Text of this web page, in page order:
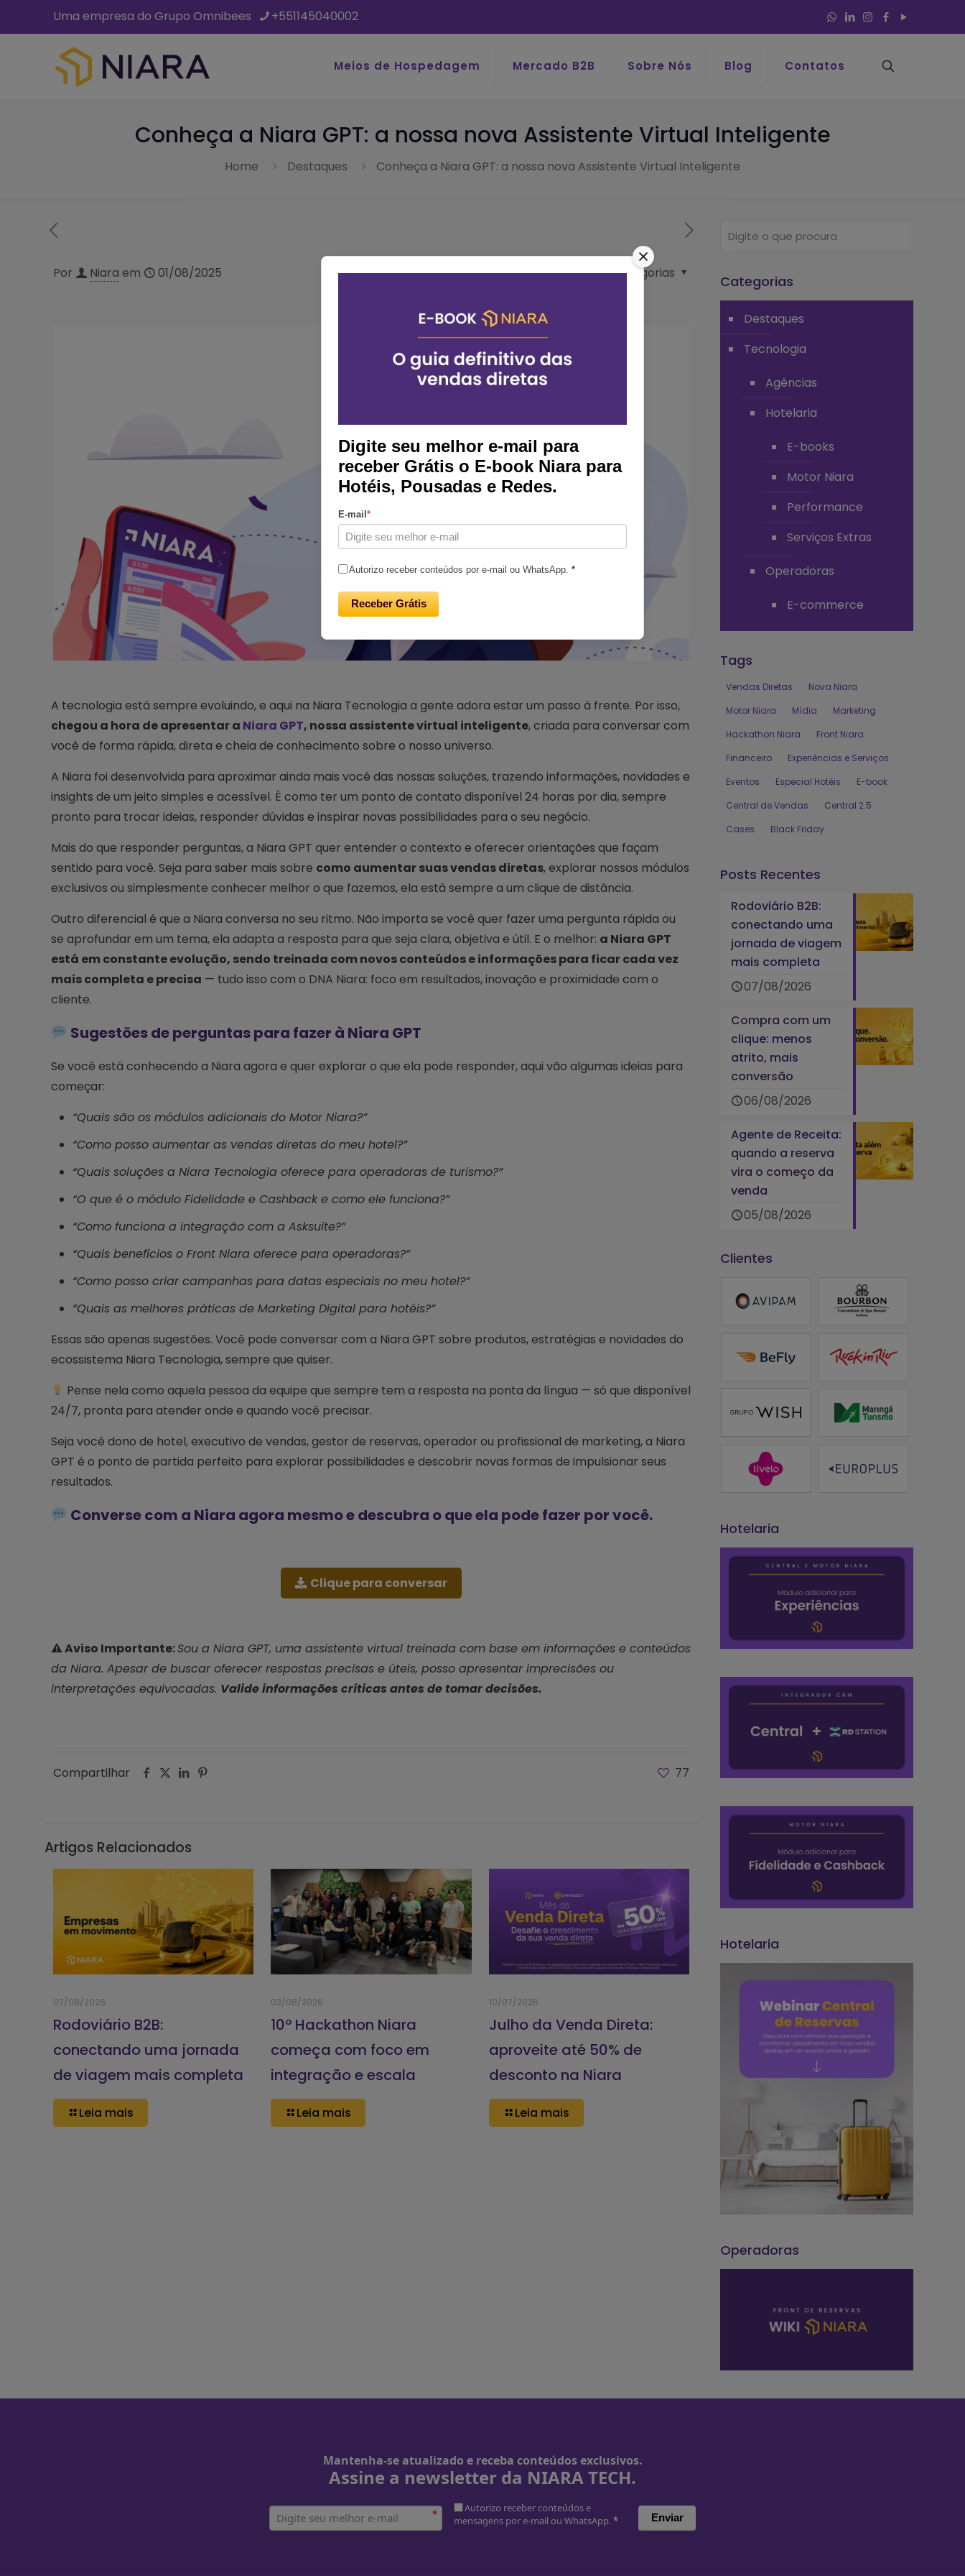
Uma empresa do Grupo Omnibees +551145040002
Meios de Hospedagem Mercado B2B Sobre Nós Blog Contatos
Conheça a Niara GPT: a nossa nova Assistente Virtual Inteligente
Home Destaques Conheça a Niara GPT: a nossa nova Assistente Virtual Inteligente
Por Niara em 01/08/2025 Categorias
Tags
A tecnologia está sempre evoluindo, e aqui na Niara Tecnologia a gente adora estar um passo à frente. Por isso,
chegou a hora de apresentar a Niara GPT, nossa assistente virtual inteligente, criada para conversar com
você de forma rápida, direta e cheia de conhecimento sobre o nosso universo.
A Niara foi desenvolvida para aproximar ainda mais você das nossas soluções, trazendo informações, novidades e
insights de um jeito simples e acessível. É como ter um ponto de contato disponível 24 horas por dia, sempre
pronto para trocar ideias, responder dúvidas e inspirar novas possibilidades para o seu negócio.
Mais do que responder perguntas, a Niara GPT quer entender o contexto e oferecer orientações que façam
sentido para você. Seja para saber mais sobre como aumentar suas vendas diretas, explorar nossos módulos
exclusivos ou simplesmente conhecer melhor o que fazemos, ela está sempre a um clique de distância.
Outro diferencial é que a Niara conversa no seu ritmo. Não importa se você quer fazer uma pergunta rápida ou
se aprofundar em um tema, ela adapta a resposta para que seja clara, objetiva e útil. E o melhor: a Niara GPT
está em constante evolução, sendo treinada com novos conteúdos e informações para ficar cada vez
mais completa e precisa — tudo isso com o DNA Niara: foco em resultados, inovação e proximidade com o
cliente.
Sugestões de perguntas para fazer à Niara GPT
Se você está conhecendo a Niara agora e quer explorar o que ela pode responder, aqui vão algumas ideias para
começar:
“Quais são os módulos adicionais do Motor Niara?”
“Como posso aumentar as vendas diretas do meu hotel?”
“Quais soluções a Niara Tecnologia oferece para operadoras de turismo?”
“O que é o módulo Fidelidade e Cashback e como ele funciona?”
“Como funciona a integração com a Asksuite?”
“Quais benefícios o Front Niara oferece para operadoras?”
“Como posso criar campanhas para datas especiais no meu hotel?”
“Quais as melhores práticas de Marketing Digital para hotéis?”
Essas são apenas sugestões. Você pode conversar com a Niara GPT sobre produtos, estratégias e novidades do
ecossistema Niara Tecnologia, sempre que quiser.
Pense nela como aquela pessoa da equipe que sempre tem a resposta na ponta da língua — só que disponível
24/7, pronta para atender onde e quando você precisar.
Seja você dono de hotel, executivo de vendas, gestor de reservas, operador ou profissional de marketing, a Niara
GPT é o ponto de partida perfeito para explorar possibilidades e descobrir novas formas de impulsionar seus
resultados.
Converse com a Niara agora mesmo e descubra o que ela pode fazer por você.
Clique para conversar
⚠ Aviso Importante:Sou a Niara GPT, uma assistente virtual treinada com base em informações e conteúdos
da Niara. Apesar de buscar oferecer respostas precisas e úteis, posso apresentar imprecisões ou
interpretações equivocadas. Valide informações críticas antes de tomar decisões.
Compartilhar 77
Artigos Relacionados
07/08/2026
Rodoviário B2B:
conectando uma jornada
de viagem mais completa
Leia mais
03/08/2026
10º Hackathon Niara
começa com foco em
integração e escala
Leia mais
10/07/2026
Julho da Venda Direta:
aproveite até 50% de
desconto na Niara
Leia mais
Categorias
Destaques
Tecnologia
Agências
Hotelaria
E-books
Motor Niara
Performance
Serviços Extras
Operadoras
E-commerce
Tags
Vendas Diretas
Nova Niara
Motor Niara
Mídia
Marketing
Hackathon Niara
Front Niara
Financeiro
Experiências e Serviços
Eventos
Especial Hotéis
E-book
Central de Vendas
Central 2.5
Cases
Black Friday
Posts Recentes
Rodoviário B2B:
conectando uma
jornada de viagem
mais completa
07/08/2026
Compra com um
clique: menos
atrito, mais
conversão
06/08/2026
Agente de Receita:
quando a reserva
vira o começo da
venda
05/08/2026
Clientes
Hotelaria
Hotelaria
Operadoras
Mantenha-se atualizado e receba conteúdos exclusivos.
Assine a newsletter da NIARA TECH.
*
Autorizo receber conteúdos e
mensagens por e-mail ou WhatsApp.* Enviar
Digite seu melhor e-mail para
receber Grátis o E-book Niara para
Hotéis, Pousadas e Redes.
E-mail *
Autorizo receber conteúdos por e-mail ou WhatsApp. *
Receber Grátis